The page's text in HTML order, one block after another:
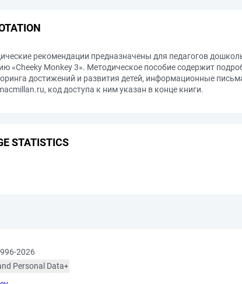
рекомендации предназначены для педагогов
«Cheeky Monkey 3». Методическое пособие содержит
достижений и развития детей, информационные
код доступа к ним указан в конце книги.
STATISTICS
2026
Personal Data